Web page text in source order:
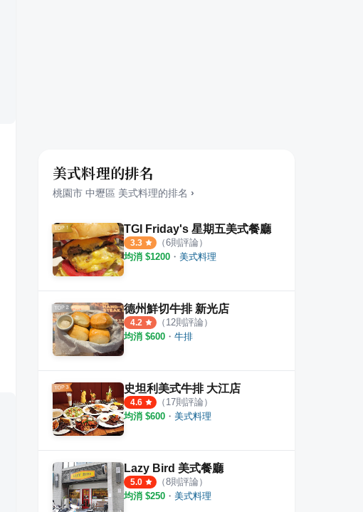
築晨手作晨廚早午餐
則評論
小咩手作輕食廚房
4.9
美式料理的排名
桃園市 中壢區 美式料理的排名 ›
TGI Friday's 星期五美式餐廳
3.3 （6則評論）
均消 $1200 ・ 美式料理
德州鮮切牛排 新光店
4.2 （ 12則評論）
均消 $600 ・ 牛排
史坦利美式牛排 大江店
4.6 （ 17則評論）
均消 $600 ・ 美式料理
Lazy Bird 美式餐廳
5.0 （8則評論）
均消 $250 ・ 美式料理